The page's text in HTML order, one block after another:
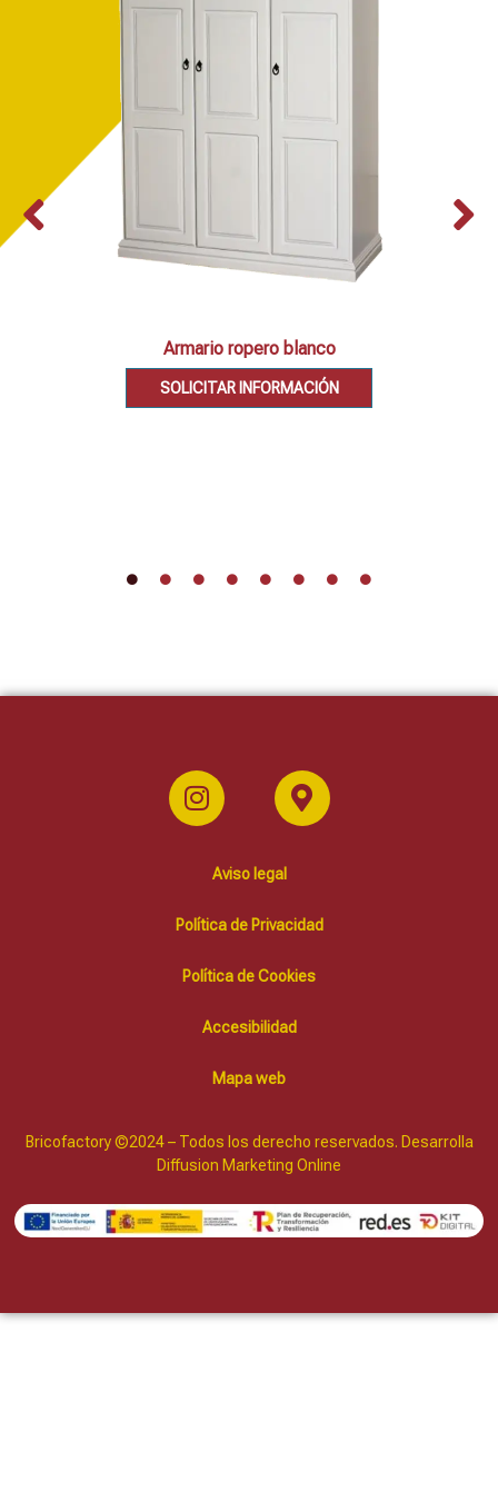
Armario ropero blanco
SOLICITAR INFORMACIÓN
Aviso legal
Política de Privacidad
Política de Cookies
Accesibilidad
Mapa web
Bricofactory ©2024 – Todos los derecho reservados. Desarrolla
Diffusion Marketing Online